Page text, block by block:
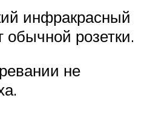
инфракрасный
обычной розетки.
не